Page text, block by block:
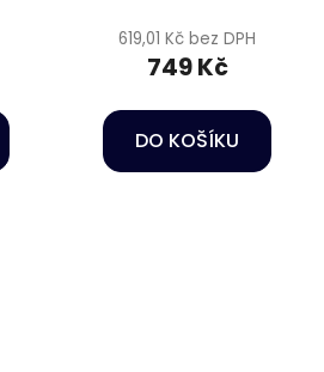
619,01 Kč bez DPH
749 Kč
DO KOŠÍKU